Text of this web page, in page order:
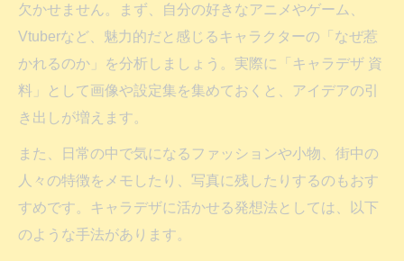
欠かせません。まず、自分の好きなアニメやゲーム、
Vtuberなど、魅力的だと感じるキャラクターの「なぜ惹
かれるのか」を分析しましょう。実際に「キャラデザ 資
料」として画像や設定集を集めておくと、アイデアの引
き出しが増えます。
また、日常の中で気になるファッションや小物、街中の
人々の特徴をメモしたり、写真に残したりするのもおす
すめです。キャラデザに活かせる発想法としては、以下
のような手法があります。